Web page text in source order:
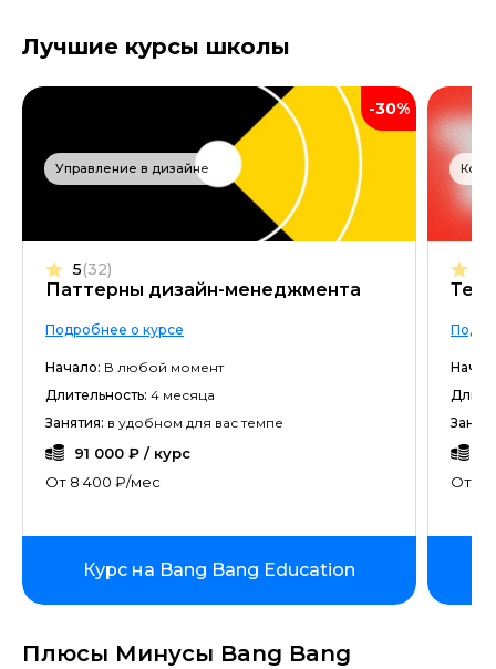
Лучшие курсы школы
-30%
Управление в дизайне
Паттерны дизайн-менеджмента
5(32)
Подробнее о курсе
Начало: В любой момент
Длительность: 4 месяца
Занятия: в удобном для вас темпе
91 000 ₽ / курс
От 8 400 ₽/мес
Курс на Bang Bang Education
От 3
Плюсы Минусы Bang Bang